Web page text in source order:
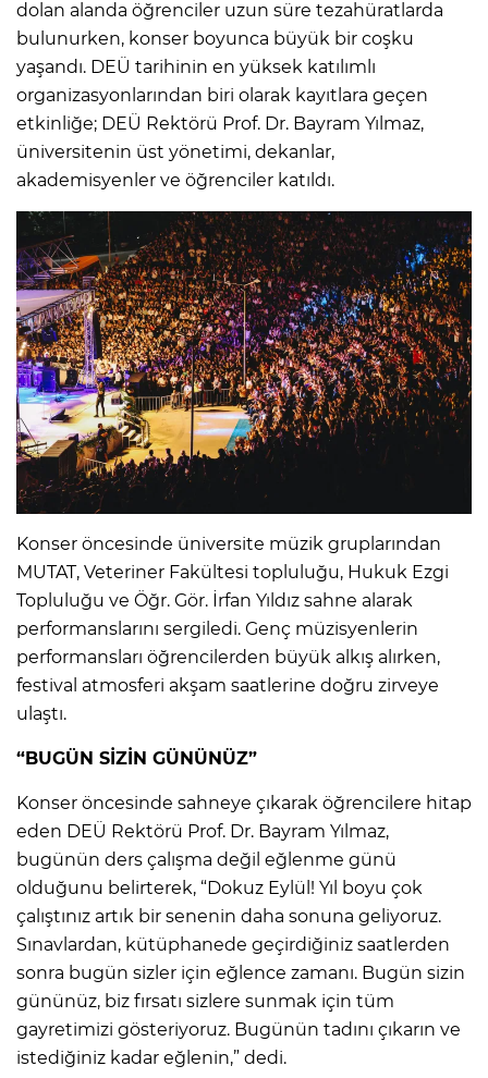
dolan alanda öğrenciler uzun süre tezahüratlarda
bulunurken, konser boyunca büyük bir coşku
yaşandı. DEÜ tarihinin en yüksek katılımlı
organizasyonlarından biri olarak kayıtlara geçen
etkinliğe; DEÜ Rektörü Prof. Dr. Bayram Yılmaz,
üniversitenin üst yönetimi, dekanlar,
akademisyenler ve öğrenciler katıldı.
Konser öncesinde üniversite müzik gruplarından
MUTAT, Veteriner Fakültesi topluluğu, Hukuk Ezgi
Topluluğu ve Öğr. Gör. İrfan Yıldız sahne alarak
performanslarını sergiledi. Genç müzisyenlerin
performansları öğrencilerden büyük alkış alırken,
festival atmosferi akşam saatlerine doğru zirveye
ulaştı.
“BUGÜN SİZİN GÜNÜNÜZ”
Konser öncesinde sahneye çıkarak öğrencilere hitap
eden DEÜ Rektörü Prof. Dr. Bayram Yılmaz,
bugünün ders çalışma değil eğlenme günü
olduğunu belirterek, “Dokuz Eylül! Yıl boyu çok
çalıştınız artık bir senenin daha sonuna geliyoruz.
Sınavlardan, kütüphanede geçirdiğiniz saatlerden
sonra bugün sizler için eğlence zamanı. Bugün sizin
gününüz, biz fırsatı sizlere sunmak için tüm
gayretimizi gösteriyoruz. Bugünün tadını çıkarın ve
istediğiniz kadar eğlenin,” dedi.